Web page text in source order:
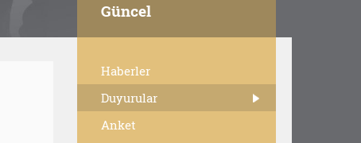
Güncel
Haberler
Duyurular
Anket